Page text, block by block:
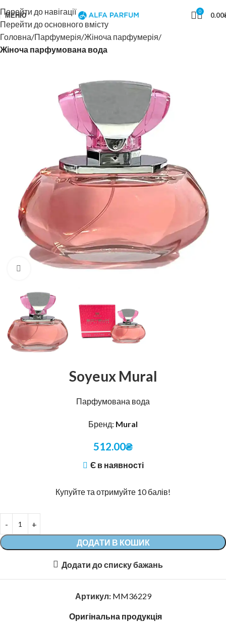
Перейти до навігації
Перейти до основного вмісту
МЕНЮ 0 0.00
Головна Парфумерія Жіноча парфумерія
Жіноча парфумована вода
Натисніть, щоб збільшити
Soyeux Mural
Парфумована вода
Бренд: Mural
512.00₴
Є в наявності
Купуйте та отримуйте 10 балів!
ДОДАТИ В КОШИК
Додати до списку бажань
Артикул: MM36229
Оригінальна продукція